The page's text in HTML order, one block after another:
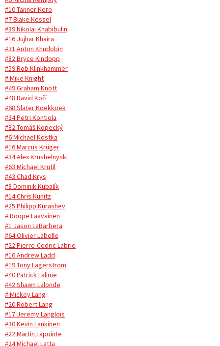
#10 Tanner Kero
#7 Blake Kessel
#39 Nikolai Khabibulin
#16 Jujhar Khaira
#31 Anton Khudobin
#82 Bryce Kindopp
#59 Rob Klinkhammer
# Mike Knight
#49 Graham Knott
#48 David Kočí
#68 Slater Koekkoek
#34 Petri Kontiola
#82 Tomáš Kopecký
#6 Michael Kostka
#16 Marcus Krüger
#34 Alex Krushelnyski
#63 Michael Krutil
#43 Chad Krys
#8 Dominik Kubalík
#14 Chris Kunitz
#25 Philipp Kurashev
# Roope Laavainen
#1 Jason LaBarbera
#64 Olivier Labelle
#22 Pierre-Cedric Labrie
#16 Andrew Ladd
#19 Tony Lagerstrom
#40 Patrick Lalime
#42 Shawn Lalonde
# Mickey Lang
#20 Robert Lang
#17 Jeremy Langlois
#30 Kevin Lankinen
#22 Martin Lapointe
#24 Michael Latta